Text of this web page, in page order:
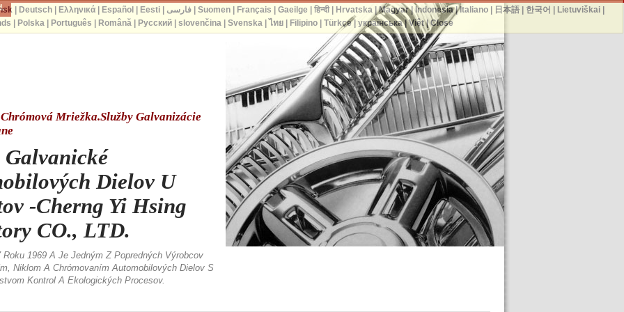
Mriežka.Služby Galvanizácie
Dielov U
-Cherng Yi Hsing
CO., LTD.
1969 A Je Jedným Z Popredných Výrobcov
Niklom A Chrómovaním Automobilových Dielov S
Kontrol A Ekologických Procesov.
| Deutsch| Ελληνικά| Español Eesti| فارسی| Suomen| Français Gaeilge हिन्दी| Hrvatska|Magyar| Indonesia|Italiano| 日本語| 한국어 Lietuviškai|
Polska Português Română Русский |slovenčina |Svenska |ไทย Filipino |Türkçe|українська|Việt|Close